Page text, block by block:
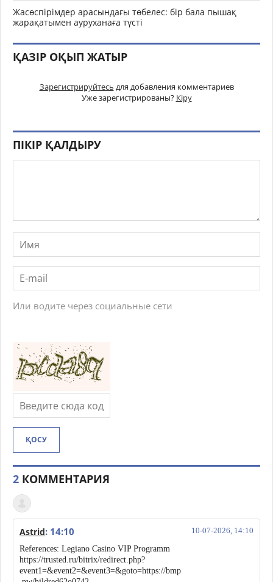
Жасөспірімдер арасындағы төбелес: бір бала пышақ
жарақатымен ауруханаға түсті
ҚАЗІР ОҚЫП ЖАТЫР
Зарегистрируйтесь для добавления комментариев
Уже зарегистрированы? Кіру
ПІКІР ҚАЛДЫРУ
Или водите через социальные сети
ҚОСУ
2 КОММЕНТАРИЯ
Astrid 10-07-2026, 14:10
: 14:10
References: Legiano Casino VIP Programm
https://trusted.ru/bitrix/redirect.php?
event1=&event2=&event3=&goto=https://bmp